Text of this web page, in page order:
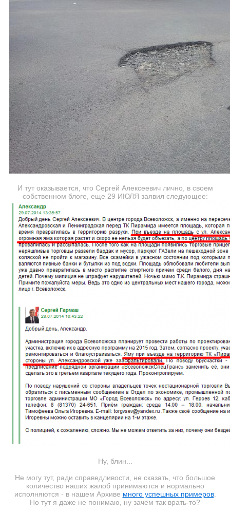
И тут оказывается, что Сергей Алексеевич лично, в своем
собственном блоге, еще 29 ИЮЛЯ заявил следующее:
Ну, блин...
Не могу тут, ради справедливости, не сказать, что большое
количество наших жалоб принимаются и нормально
исполняются - в нашем Архиве много успешных примеров.
Но тут я даже не понимаю, ну зачем так врать-то?